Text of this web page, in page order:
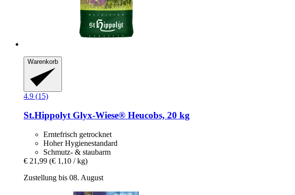
Warenkorb
4.9 (15)
St.Hippolyt Glyx-​Wiese® Heucobs, 20 kg
Erntefrisch getrocknet
Hoher Hygienestandard
Schmutz- & staubarm
€ 21,99 (€ 1,10 / kg)
Zustellung bis 08. August